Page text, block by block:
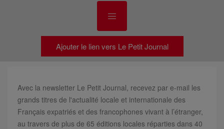
Ajouter le lien vers Le Petit Journal
Avec la newsletter Le Petit Journal, recevez par e-mail les
grands titres de l'actualité locale et internationale des
Français expatriés et des francophones vivant à l’étranger,
au travers de plus de 65 éditions locales réparties dans 40